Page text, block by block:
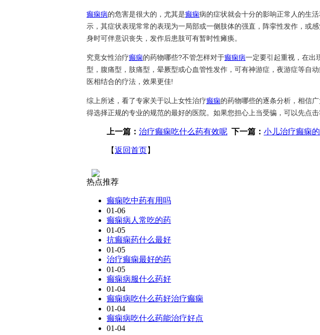
癫痫病的危害是很大的，尤其是癫痫病的症状就会十分的影响正常人的生
示，其症状表现常常的表现为一局部或一侧肢体的强直，阵挛性发作，或
身时可伴意识丧失，发作后患肢可有暂时性瘫痪。
究竟女性治疗癫痫的药物哪些?不管怎样对于癫痫病一定要引起重视，在出
型，腹痛型，肢痛型，晕厥型或心血管性发作，可有神游症，夜游症等自
医相结合的疗法，效果更佳!
综上所述，看了专家关于以上女性治疗癫痫的药物哪些的逐条分析，相信
得选择正规的专业的规范的最好的医院。如果您担心上当受骗，可以先点
上一篇： 治疗癫痫吃什么药有效呢 下一篇： 小儿治疗癫痫
【返回首页】
热点推荐
癫痫吃中药有用吗
01-06
癫痫病人常吃的药
01-05
抗癫痫药什么最好
01-05
治疗癫痫最好的药
01-05
癫痫病服什么药好
01-04
癫痫病吃什么药好治疗癫痫
01-04
癫痫病吃什么药能治疗好点
01-04